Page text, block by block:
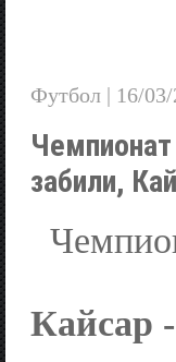
Футбол | 16/
Чемпионат
забили,
Кайсар